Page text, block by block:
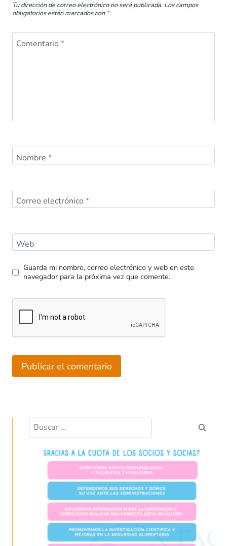
Tu dirección de correo electrónico no será publicada. Los campos
obligatorios están marcados con *
Comentario *
Nombre *
Correo electrónico *
Web
Guarda mi nombre, correo electrónico y web en este
navegador para la próxima vez que comente.
Buscar: